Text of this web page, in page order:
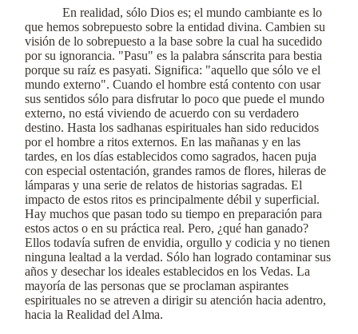
En realidad, sólo Dios es; el mundo cambiante es lo
que hemos sobrepuesto sobre la entidad divina. Cambien su
visión de lo sobrepuesto a la base sobre la cual ha sucedido
por su ignorancia. "Pasu" es la palabra sánscrita para bestia
porque su raíz es pasyati. Significa: "aquello que sólo ve el
mundo externo". Cuando el hombre está contento con usar
sus sentidos sólo para disfrutar lo poco que puede el mundo
externo, no está viviendo de acuerdo con su verdadero
destino. Hasta los sadhanas espirituales han sido reducidos
por el hombre a ritos externos. En las mañanas y en las
tardes, en los días establecidos como sagrados, hacen puja
con especial ostentación, grandes ramos de flores, hileras de
lámparas y una serie de relatos de historias sagradas. El
impacto de estos ritos es principalmente débil y superficial.
Hay muchos que pasan todo su tiempo en preparación para
estos actos o en su práctica real. Pero, ¿qué han ganado?
Ellos todavía sufren de envidia, orgullo y codicia y no tienen
ninguna lealtad a la verdad. Sólo han logrado contaminar sus
años y desechar los ideales establecidos en los Vedas. La
mayoría de las personas que se proclaman aspirantes
espirituales no se atreven a dirigir su atención hacia adentro,
hacia la Realidad del Alma.